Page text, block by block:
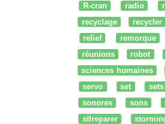
R-cran
radio
recyclage
recycler
relief
remorque
réunions
robot
sciences humaines
servo
set sets
sonores
sons
stlreparer